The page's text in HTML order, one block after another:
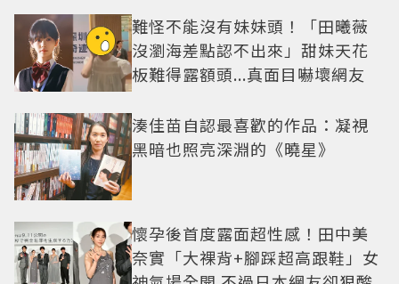
難怪不能沒有妹妹頭！「田曦薇
沒瀏海差點認不出來」甜妹天花
板難得露額頭...真面目嚇壞網友
湊佳苗自認最喜歡的作品：凝視
黑暗也照亮深淵的《曉星》
懷孕後首度露面超性感！田中美
奈實「大裸背+腳踩超高跟鞋」女